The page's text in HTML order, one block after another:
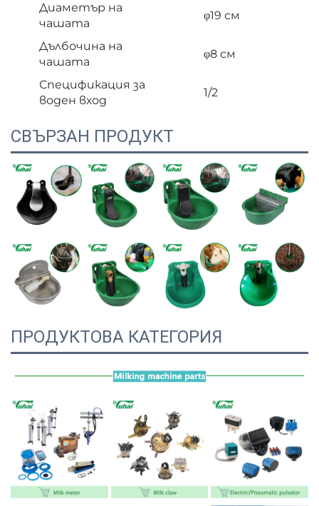
Диаметър на
чашата
φ19 см
Дълбочина на
чашата
φ8 см
Спецификация за
воден вход
1/2
СВЪРЗАН ПРОДУКТ
ПРОДУКТОВА КАТЕГОРИЯ